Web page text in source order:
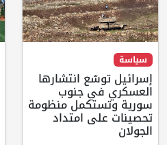
سياسة
إسرائيل توسّع انتشارها
العسكري في جنوب
سورية وتستكمل منظومة
تحصينات على امتداد
الجولان